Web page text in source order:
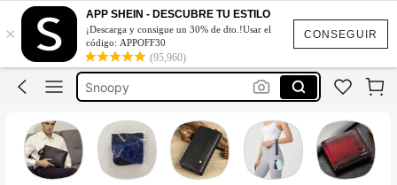
CONSEGUIR
×
APP SHEIN - DESCUBRE TU ESTILO
¡Descarga y consigue un 30% de dto.!Usar el
código: APPOFF30
(95,960)
Bolso De Hombre
Neceser De Hombre
Snoopy
Cartera De Hombre
Bolso De Hombre